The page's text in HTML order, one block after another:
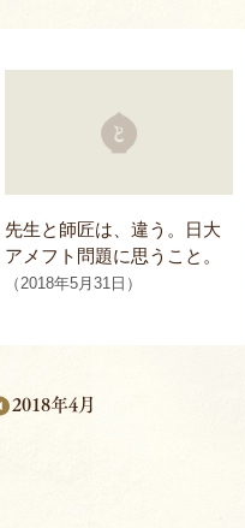
先生と師匠は、違う。日大
アメフト問題に思うこと。
（2018年5月31日）
2018年4月